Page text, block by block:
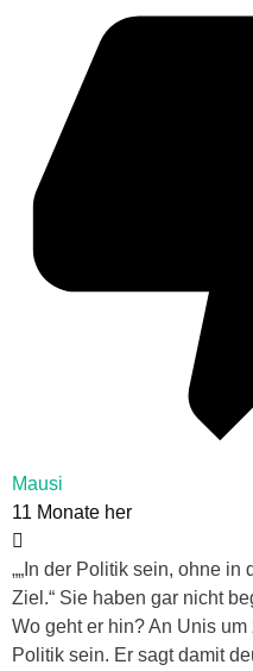
Mausi
11 Monate her
„„In der Politik sein, ohne in
Ziel.“ Sie haben gar nicht
Wo geht er hin? An Unis
Politik sein. Er sagt damit